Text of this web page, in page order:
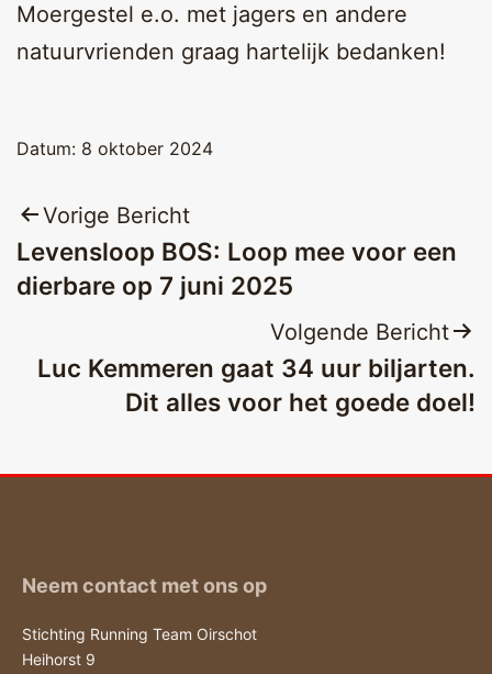
Moergestel e.o. met jagers en andere
natuurvrienden graag hartelijk bedanken!
Datum: 8 oktober 2024
Bericht
navigatie
Vorige Bericht
Levensloop BOS: Loop mee voor een
dierbare op 7 juni 2025
Volgende Bericht
Luc Kemmeren gaat 34 uur biljarten.
Dit alles voor het goede doel!
Neem contact met ons op
Stichting Running Team Oirschot
Heihorst 9